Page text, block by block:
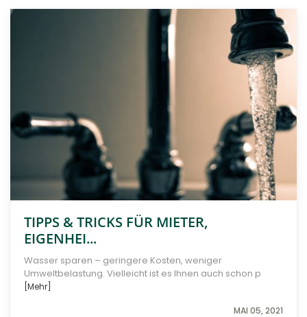
TIPPS & TRICKS FÜR MIETER,
EIGENHEI...
Wasser sparen – geringere Kosten, weniger
Umweltbelastung. Vielleicht ist es Ihnen auch schon p
[Mehr]
MAI 05, 2021